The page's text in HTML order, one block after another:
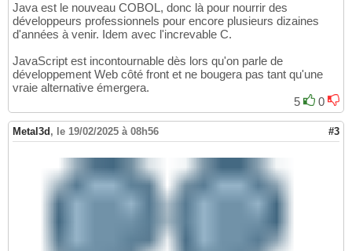
Java est le nouveau COBOL, donc là pour nourrir des
développeurs professionnels pour encore plusieurs dizaines
d'années à venir. Idem avec l'increvable C.
JavaScript est incontournable dès lors qu'on parle de
développement Web côté front et ne bougera pas tant qu'une
vraie alternative émergera.
5
0
Metal3d , le 19/02/2025 à 08h56 #3